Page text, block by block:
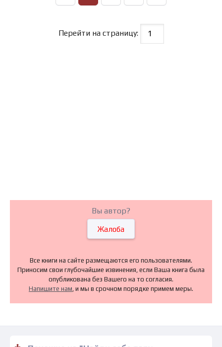
Перейти на страницу:
Вы автор?
Жалоба
Все книги на сайте размещаются его пользователями.
Приносим свои глубочайшие извинения, если Ваша книга была
опубликована без Вашего на то согласия.
Напишите нам , и мы в срочном порядке примем меры.